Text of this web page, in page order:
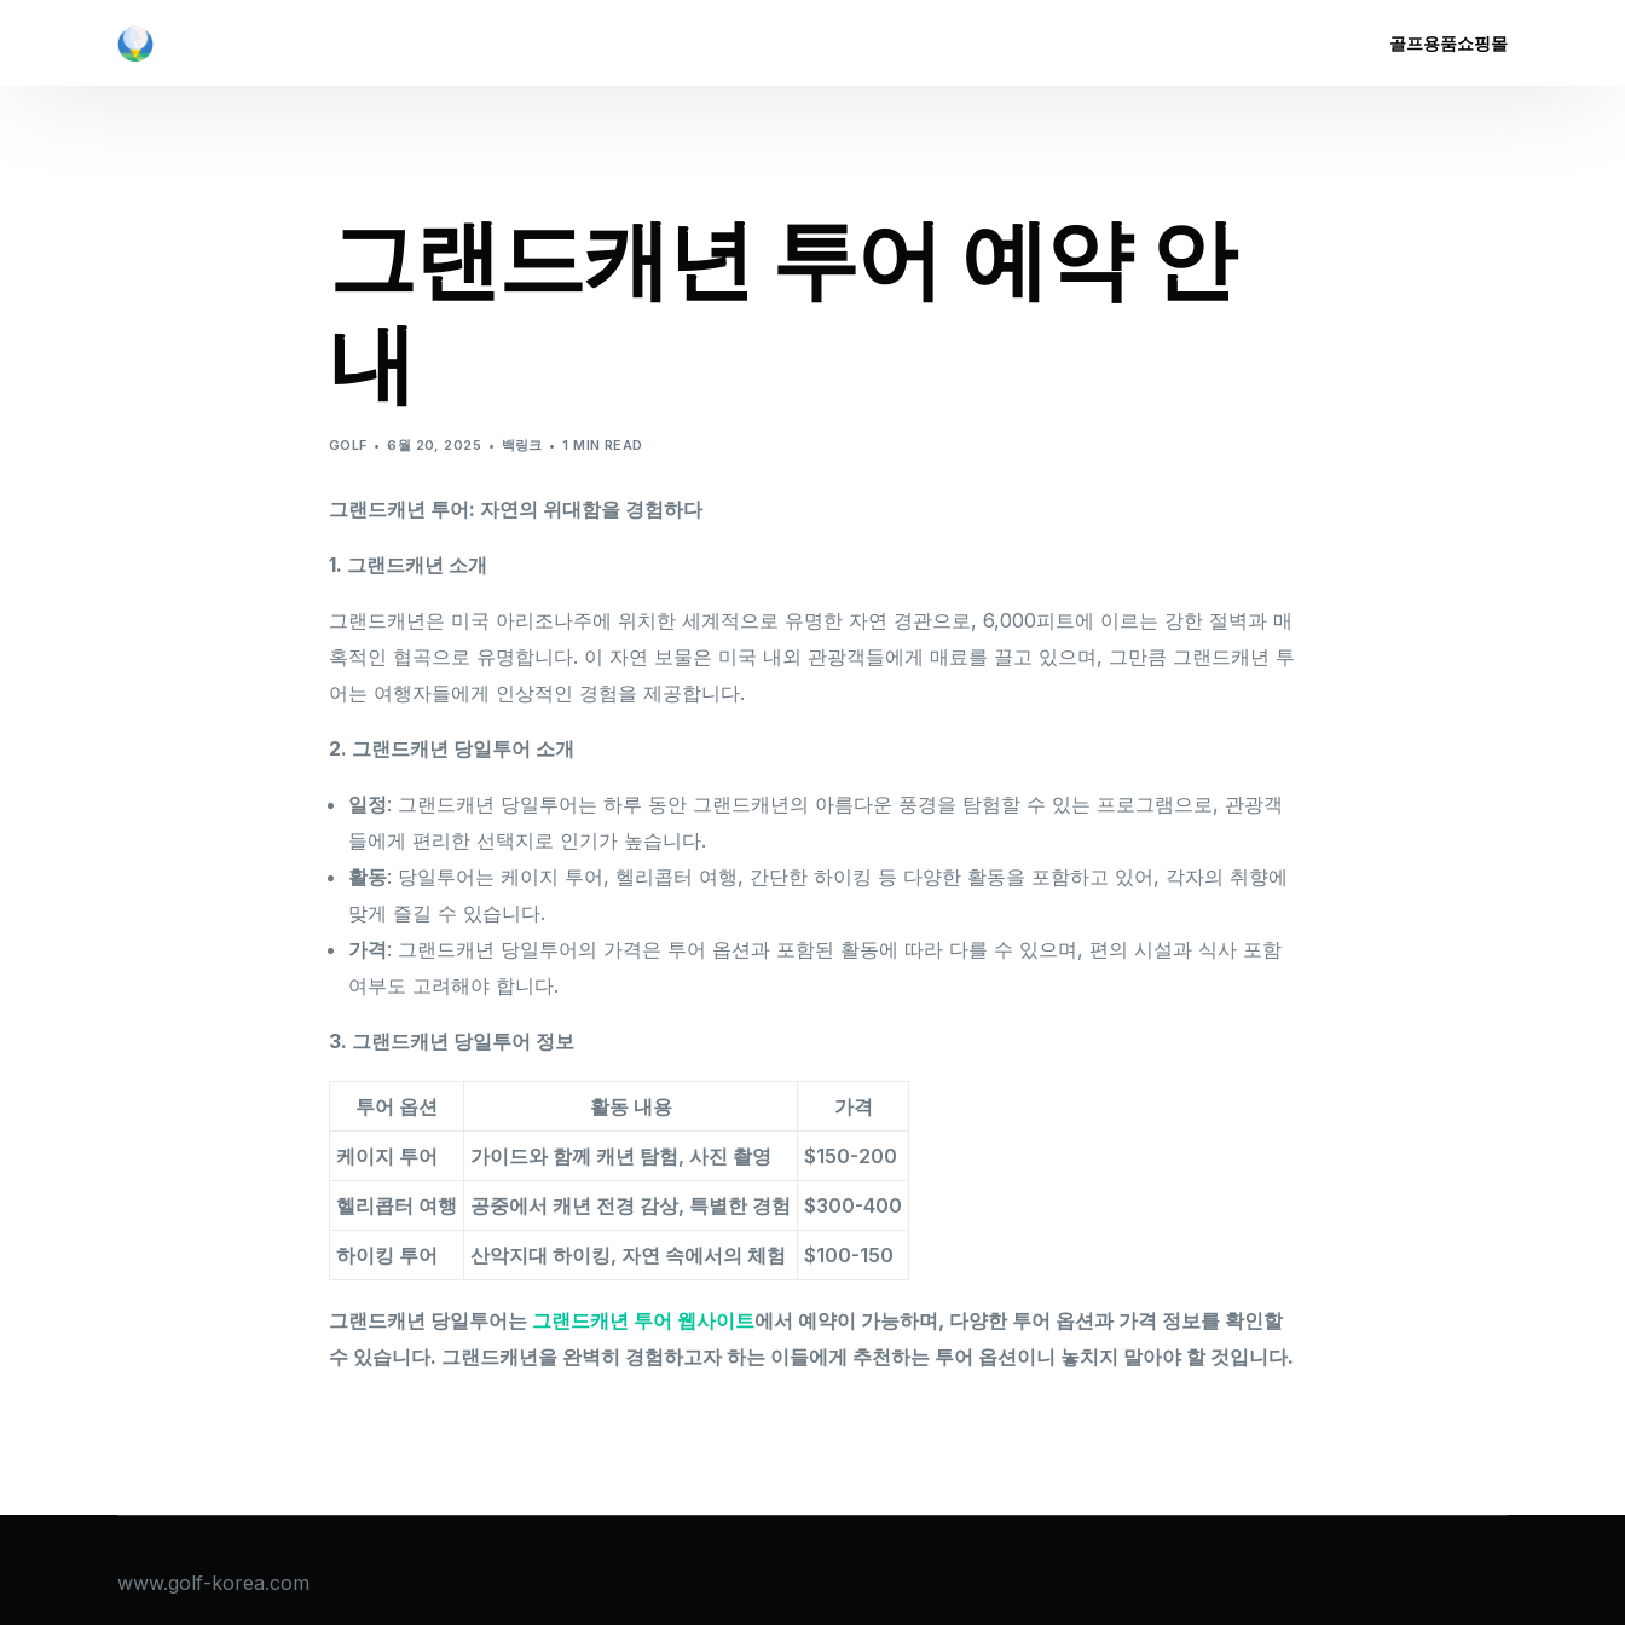
골프용품쇼핑몰
그랜드캐년 투어 예약 안
내
GOLF 6월 20, 2025 백링크 1 MIN READ
그랜드캐년 투어: 자연의 위대함을 경험하다
1. 그랜드캐년 소개
그랜드캐년은 미국 아리조나주에 위치한 세계적으로 유명한 자연 경관으로, 6,000피트에 이르는 강한 절벽과 매
혹적인 협곡으로 유명합니다. 이 자연 보물은 미국 내외 관광객들에게 매료를 끌고 있으며, 그만큼 그랜드캐년 투
어는 여행자들에게 인상적인 경험을 제공합니다.
2. 그랜드캐년 당일투어 소개
일정: 그랜드캐년 당일투어는 하루 동안 그랜드캐년의 아름다운 풍경을 탐험할 수 있는 프로그램으로, 관광객
들에게 편리한 선택지로 인기가 높습니다.
활동: 당일투어는 케이지 투어, 헬리콥터 여행, 간단한 하이킹 등 다양한 활동을 포함하고 있어, 각자의 취향에
맞게 즐길 수 있습니다.
가격: 그랜드캐년 당일투어의 가격은 투어 옵션과 포함된 활동에 따라 다를 수 있으며, 편의 시설과 식사 포함
여부도 고려해야 합니다.
3. 그랜드캐년 당일투어 정보
투어 옵션 활동 내용 가격
케이지 투어 가이드와 함께 캐년 탐험, 사진 촬영 $150-200
헬리콥터 여행 공중에서 캐년 전경 감상, 특별한 경험 $300-400
하이킹 투어 산악지대 하이킹, 자연 속에서의 체험 $100-150
그랜드캐년 당일투어는 그랜드캐년 투어 웹사이트에서 예약이 가능하며, 다양한 투어 옵션과 가격 정보를 확인할
수 있습니다. 그랜드캐년을 완벽히 경험하고자 하는 이들에게 추천하는 투어 옵션이니 놓치지 말아야 할 것입니다.
www.golf-korea.com